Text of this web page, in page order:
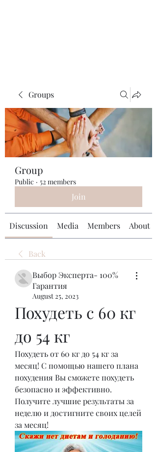
Groups
Group
Public · 52 members
Join
Discussion Media Members About
Back
Выбор Эксперта- 100%
Гарантия
August 25, 2023
Похудеть с 60 кг
до 54 кг
Похудеть от 60 кг до 54 кг за
месяц! С помощью нашего плана
похудения Вы сможете похудеть
безопасно и эффективно.
Получите лучшие результаты за
неделю и достигните своих целей
за месяц!